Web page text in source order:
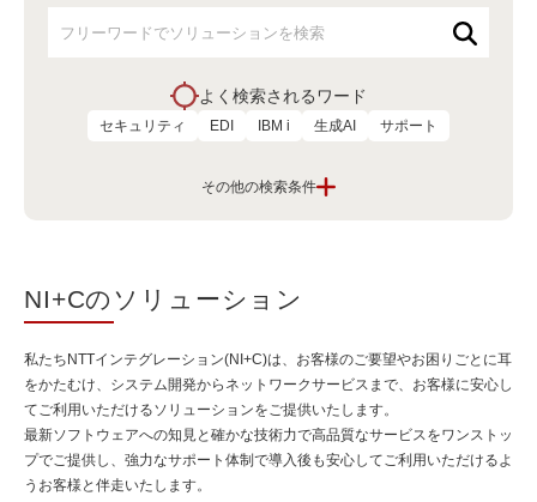
よく検索されるワード
セキュリティ EDI IBM i 生成AI サポート
ITを活用した人材や働き方の改善を進めた
い
業務プロセスや業務効率化を実現したい
NI+Cのソリューション
私たちNTTインテグレーション(NI+C)は、お客様のご要望やお困りごとに耳
をかたむけ、システム開発からネットワークサービスまで、お客様に安心し
てご利用いただけるソリューションをご提供いたします。
最新ソフトウェアへの知見と確かな技術力で高品質なサービスをワンストッ
プでご提供し、強力なサポート体制で導入後も安心してご利用いただけるよ
うお客様と伴走いたします。